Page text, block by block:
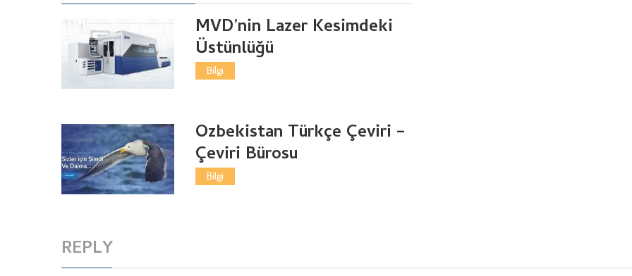
MVD’nin Lazer Kesimdeki
Üstünlüğü
Bilgi
Özbekistan Türkçe Çeviri –
Çeviri Bürosu
Bilgi
REPLY